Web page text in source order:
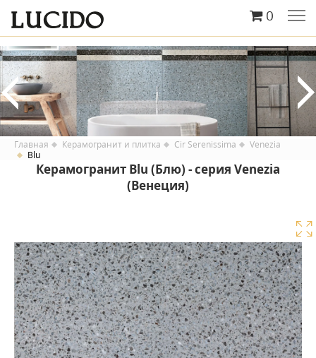
0
Главная Керамогранит и плитка Cir Serenissima
Venezia
Blu
Керамогранит Blu (Блю) - серия Venezia
(Венеция)